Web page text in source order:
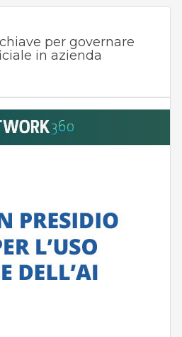
per governare
in azienda